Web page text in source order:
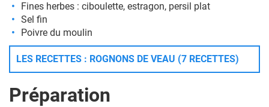
Fines herbes : ciboulette, estragon, persil plat
Sel fin
Poivre du moulin
LES RECETTES : ROGNONS DE VEAU (7 RECETTES)
Préparation